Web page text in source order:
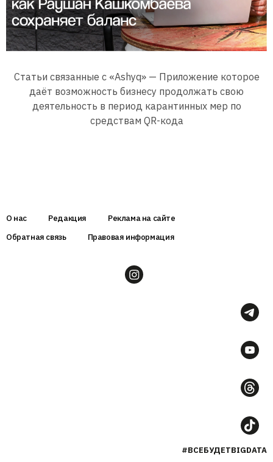
Статьи связанные с «Ashyq» — Приложение которое
даёт возможность бизнесу продолжать свою
деятельность в период карантинных мер по
средствам QR-кода
О нас Редакция
Реклама на сайте
Обратная связь
Правовая информация
#ВСЕБУДЕТBIGDATA